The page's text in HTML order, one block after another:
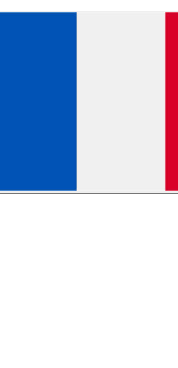
e arrastada pelos cabelos pelo ex-
IML libera corpos de mortos em
de bar e morre após 17 dias internada